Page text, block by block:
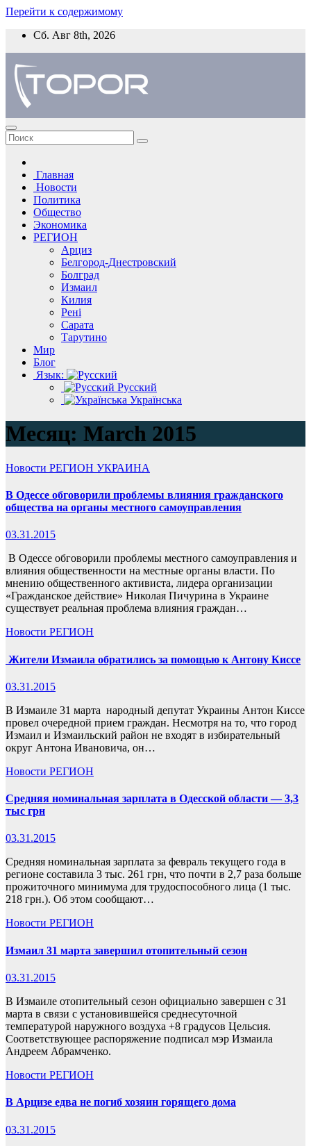
Перейти к содержимому
Сб. Авг 8th, 2026
Главная
Новости
Политика
Общество
Экономика
РЕГИОН
Арциз
Белгород-Днестровский
Болград
Измаил
Килия
Рені
Сарата
Тарутино
Мир
Блог
Язык:
Русский
Українська
Месяц: March 2015
Новости РЕГИОН УКРАИНА
В Одессе обговорили проблемы влияния гражданского
общества на органы местного самоуправления
03.31.2015
В Одессе обговорили проблемы местного самоуправления и
влияния общественности на местные органы власти. По
мнению общественного активиста, лидера организации
«Гражданское действие» Николая Пичурина в Украине
существует реальная проблема влияния граждан…
Новости РЕГИОН
Жители Измаила обратились за помощью к Антону Киссе
03.31.2015
В Измаиле 31 марта народный депутат Украины Антон Киссе
провел очередной прием граждан. Несмотря на то, что город
Измаил и Измаильский район не входят в избирательный
округ Антона Ивановича, он…
Новости РЕГИОН
Средняя номинальная зарплата в Одесской области — 3,3
тыс грн
03.31.2015
Средняя номинальная зарплата за февраль текущего года в
регионе составила 3 тыс. 261 грн, что почти в 2,7 раза больше
прожиточного минимума для трудоспособного лица (1 тыс.
218 грн.). Об этом сообщают…
Новости РЕГИОН
Измаил 31 марта завершил отопительный сезон
03.31.2015
В Измаиле отопительный сезон официально завершен с 31
марта в связи с установившейся среднесуточной
температурой наружного воздуха +8 градусов Цельсия.
Соответствующее распоряжение подписал мэр Измаила
Андреем Абрамченко.
Новости РЕГИОН
В Арцизе едва не погиб хозяин горящего дома
03.31.2015